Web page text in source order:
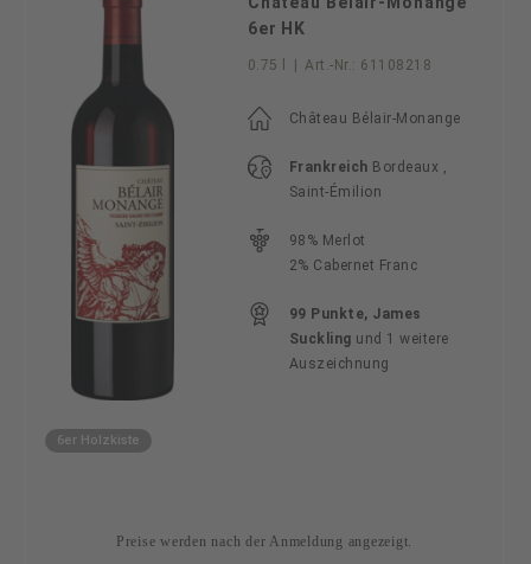
6er HK
0.75 l Art.-Nr.: 61108218
Château Bélair-Monange
Frankreich Bordeaux ,
Saint-Émilion
98% Merlot
2% Cabernet Franc
99 Punkte, James
Suckling und 1 weitere
Auszeichnung
6er Holzkiste
Preise werden nach der Anmeldung angezeigt.